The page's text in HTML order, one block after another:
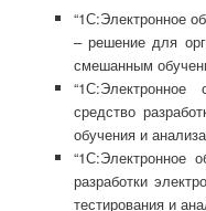
“1С:Электронное
– решение для
смешанным
“1С:Электронное
средство
обучения и
“1С:Электронное
разработки
тестирования и